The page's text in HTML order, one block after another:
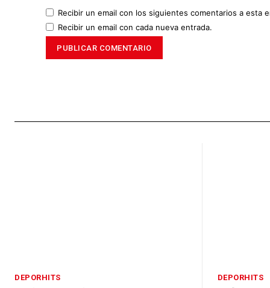
Recibir un email con los siguientes comentarios a esta
Recibir un email con cada nueva entrada.
DEPORHITS DEPORHITS